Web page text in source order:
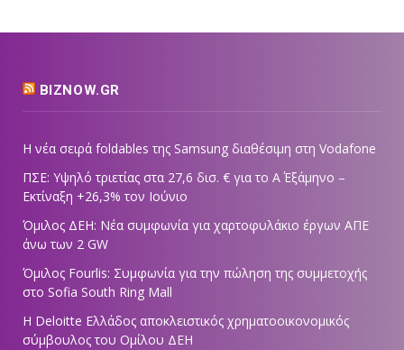
BIZNOW.GR
Η νέα σειρά foldables της Samsung διαθέσιμη στη Vodafone
ΠΣΕ: Υψηλό τριετίας στα 27,6 δισ. € για το Α΄ Εξάμηνο –
Εκτίναξη +26,3% τον Ιούνιο
Όμιλος ΔΕΗ: Νέα συμφωνία για χαρτοφυλάκιο έργων ΑΠΕ
άνω των 2 GW
Όμιλος Fourlis: Συμφωνία για την πώληση της συμμετοχής
στο Sofia South Ring Mall
Η Deloitte Ελλάδος αποκλειστικός χρηματοοικονομικός
σύμβουλος του Ομίλου ΔΕΗ